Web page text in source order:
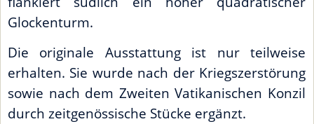
Glockenturm.
Die originale Ausstattung ist nur teilweise
erhalten. Sie wurde nach der Kriegszerstörung
sowie nach dem Zweiten Vatikanischen Konzil
durch zeitgenössische Stücke ergänzt.